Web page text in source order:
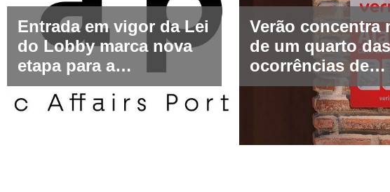
Entrada em vigor da Lei
do Lobby marca nova
etapa para a
representação de
interesses em Portugal
Verão concentra
de um quarto das
ocorrências de
segurança